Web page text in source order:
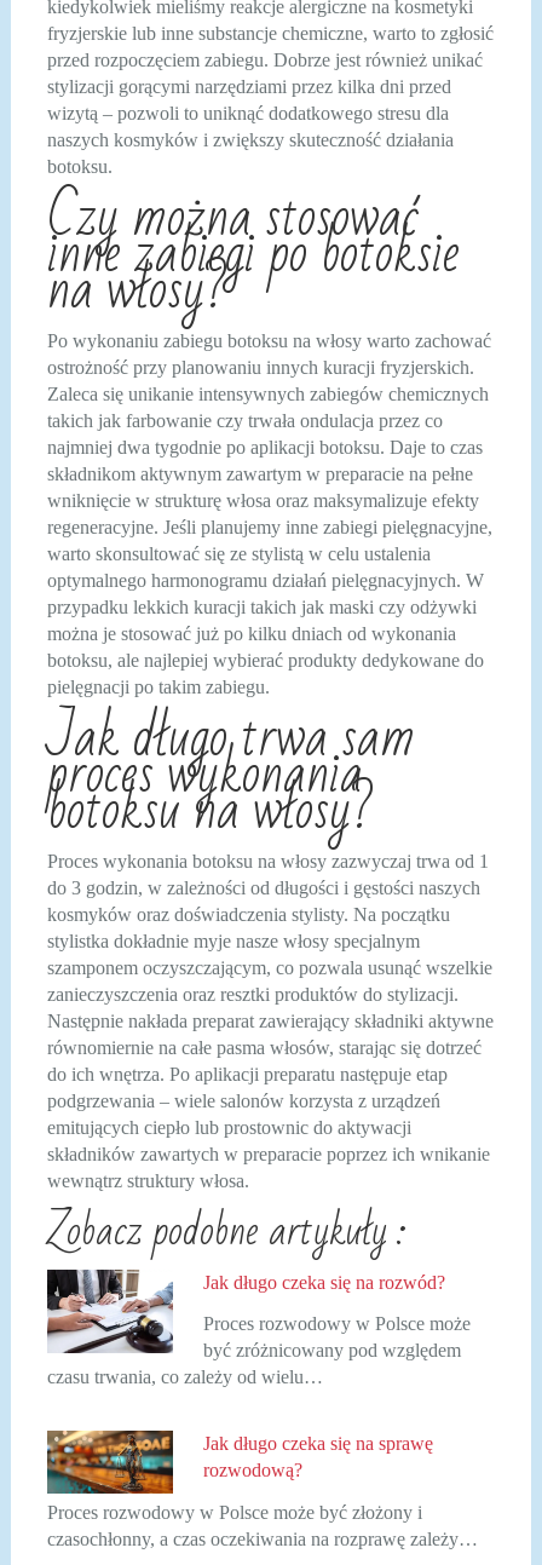
kiedykolwiek mieliśmy reakcje alergiczne na kosmetyki
fryzjerskie lub inne substancje chemiczne, warto to zgłosić
przed rozpoczęciem zabiegu. Dobrze jest również unikać
stylizacji gorącymi narzędziami przez kilka dni przed
wizytą – pozwoli to uniknąć dodatkowego stresu dla
naszych kosmyków i zwiększy skuteczność działania
botoksu.
Czy można stosować
inne zabiegi po botoksie
na włosy?
Po wykonaniu zabiegu botoksu na włosy warto zachować
ostrożność przy planowaniu innych kuracji fryzjerskich.
Zaleca się unikanie intensywnych zabiegów chemicznych
takich jak farbowanie czy trwała ondulacja przez co
najmniej dwa tygodnie po aplikacji botoksu. Daje to czas
składnikom aktywnym zawartym w preparacie na pełne
wniknięcie w strukturę włosa oraz maksymalizuje efekty
regeneracyjne. Jeśli planujemy inne zabiegi pielęgnacyjne,
warto skonsultować się ze stylistą w celu ustalenia
optymalnego harmonogramu działań pielęgnacyjnych. W
przypadku lekkich kuracji takich jak maski czy odżywki
można je stosować już po kilku dniach od wykonania
botoksu, ale najlepiej wybierać produkty dedykowane do
pielęgnacji po takim zabiegu.
Jak długo trwa sam
proces wykonania
botoksu na włosy?
Proces wykonania botoksu na włosy zazwyczaj trwa od 1
do 3 godzin, w zależności od długości i gęstości naszych
kosmyków oraz doświadczenia stylisty. Na początku
stylistka dokładnie myje nasze włosy specjalnym
szamponem oczyszczającym, co pozwala usunąć wszelkie
zanieczyszczenia oraz resztki produktów do stylizacji.
Następnie nakłada preparat zawierający składniki aktywne
równomiernie na całe pasma włosów, starając się dotrzeć
do ich wnętrza. Po aplikacji preparatu następuje etap
podgrzewania – wiele salonów korzysta z urządzeń
emitujących ciepło lub prostownic do aktywacji
składników zawartych w preparacie poprzez ich wnikanie
wewnątrz struktury włosa.
Zobacz podobne artykuły :
Jak długo czeka się na rozwód?
Proces rozwodowy w Polsce może
być zróżnicowany pod względem
czasu trwania, co zależy od wielu…
Jak długo czeka się na sprawę
rozwodową?
Proces rozwodowy w Polsce może być złożony i
czasochłonny, a czas oczekiwania na rozprawę zależy…